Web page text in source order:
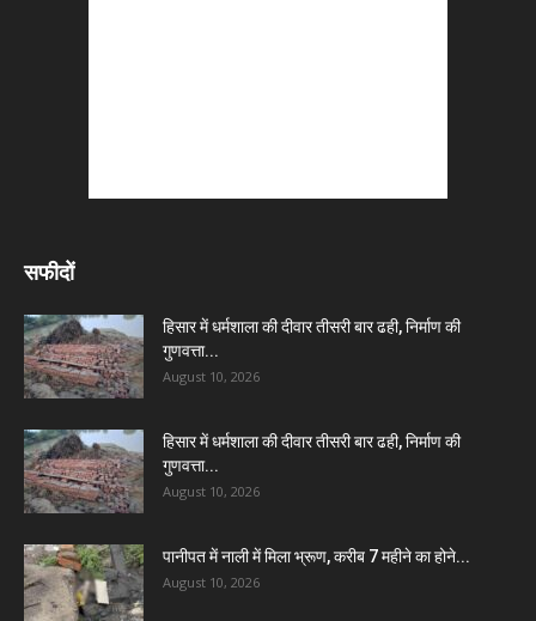
सफीदों
हिसार में धर्मशाला की दीवार तीसरी बार ढही, निर्माण की
गुणवत्ता...
August 10, 2026
हिसार में धर्मशाला की दीवार तीसरी बार ढही, निर्माण की
गुणवत्ता...
August 10, 2026
पानीपत में नाली में मिला भ्रूण, करीब 7 महीने का होने...
August 10, 2026